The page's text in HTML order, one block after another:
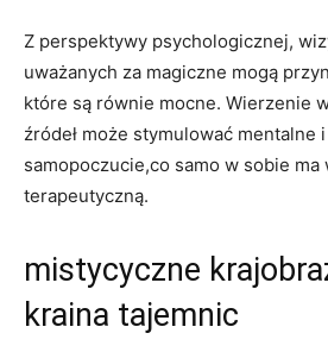
Z perspektywy⁣ psychologicznej,‌
uważanych za magiczne mogą
które‍ są równie mocne.⁣ Wierzenie
źródeł może stymulować mentalne
samopoczucie,co samo w‌ sobie ⁣ma
terapeutyczną.
mistycyczne
kraina tajemnic